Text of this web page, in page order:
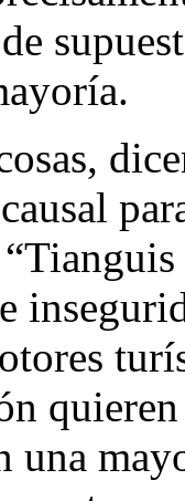
una